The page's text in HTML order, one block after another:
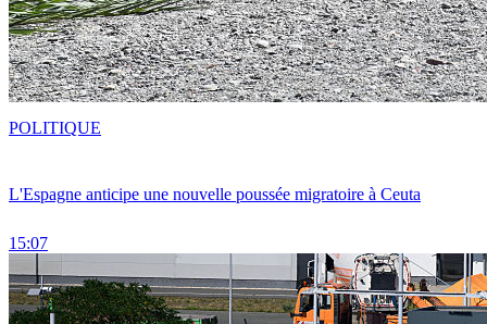
L'Espagne anticipe une nouvelle poussée migratoire à Ceuta
15:07
POLITIQUE